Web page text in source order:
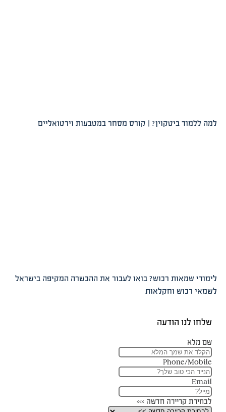
ביטקוין? | קורס מסחר במטבעות וירטואליים
רכוש? בואו לעבור את ההכשרה המקיפה בישראל
וחקלאות
הודעה
Phone/
קריירה חדשה >>>